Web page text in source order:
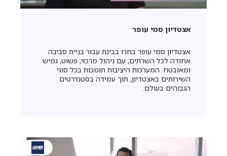
אצטדיון סמי עופר
אצטדיון סמי עופר בחרו בבינת עבור בניית סביבה
אחודה לכל השרתים, עם ניהול מרכזי, פשוט, גמיש
ומאובטח. המערכות היציבות תומכות בכל סוגי
השירותים באצטדיון, תוך עמידה בסטנדרטים
הגבוהים בעולם.